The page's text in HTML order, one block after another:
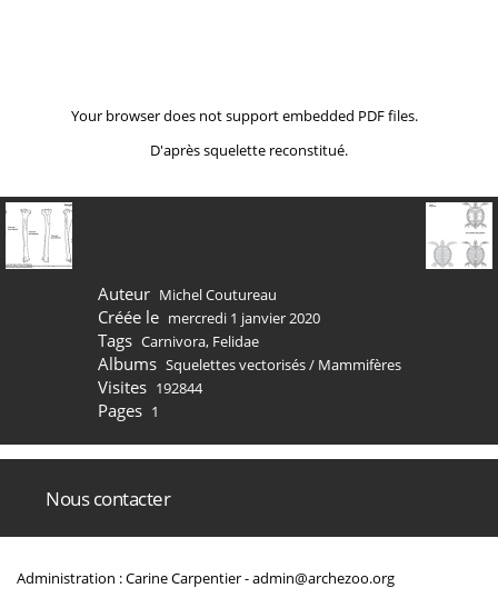
Your browser does not support embedded PDF files.
D'après squelette reconstitué.
Auteur Michel Coutureau
Créée le mercredi 1 janvier 2020
Tags Carnivora, Felidae
Albums Squelettes vectorisés/ Mammifères
Visites 192844
Pages 1
Nous contacter
Administration : Carine Carpentier -admin@archezoo.org